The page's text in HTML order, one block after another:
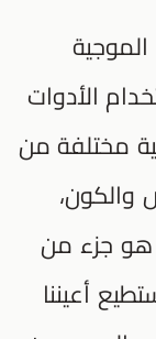
الأدوات
مختلفة من
والكون،
هو جزء من
أعيننا